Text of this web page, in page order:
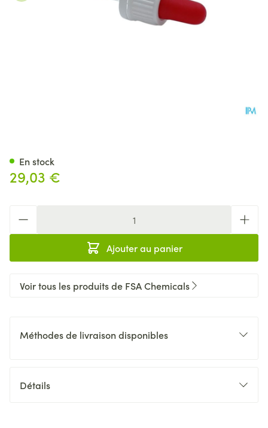
29,03 €
Ajouter au panier
En stock
Voir tous les produits de FSA Chemicals
Méthodes de livraison disponibles
Détails